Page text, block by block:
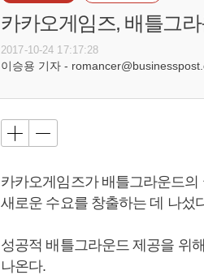
카카오게임즈, 배틀그
2017-10-24 17:17:28
이승용 기자 -
카카오게임즈가 배틀그라운드
새로운 수요를 창출하는 데 나섰
성공적 배틀그라운드 제공을 위
나온다.